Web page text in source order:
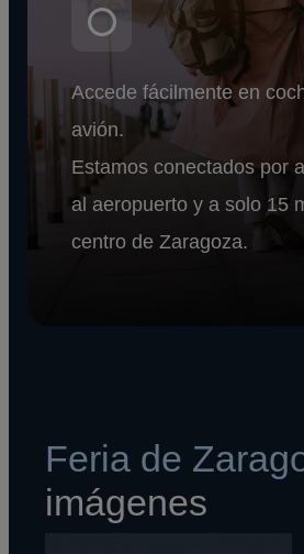
Accede fácilmente en
avión.
Estamos conectados por
al aeropuerto y a solo 15
centro de Zaragoza.
Feria de
imágenes